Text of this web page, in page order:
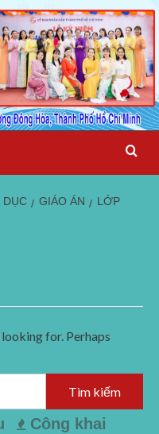
DỤC GIÁO ÁN
LỚP
looking for. Perhaps
Công khai